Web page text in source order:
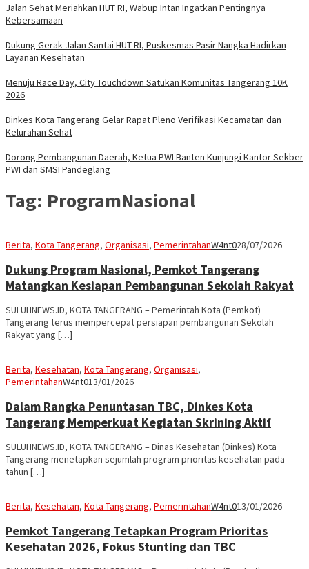
Jalan Sehat Meriahkan HUT RI, Wabup Intan Ingatkan Pentingnya
Kebersamaan
Dukung Gerak Jalan Santai HUT RI, Puskesmas Pasir Nangka Hadirkan
Layanan Kesehatan
Menuju Race Day, City Touchdown Satukan Komunitas Tangerang 10K
2026
Dinkes Kota Tangerang Gelar Rapat Pleno Verifikasi Kecamatan dan
Kelurahan Sehat
Dorong Pembangunan Daerah, Ketua PWI Banten Kunjungi Kantor Sekber
PWI dan SMSI Pandeglang
Tag: ProgramNasional
Berita, Kota Tangerang, Organisasi, PemerintahanW4nt028/07/2026
Dukung Program Nasional, Pemkot Tangerang
Matangkan Kesiapan Pembangunan Sekolah Rakyat
SULUHNEWS.ID, KOTA TANGERANG – Pemerintah Kota (Pemkot)
Tangerang terus mempercepat persiapan pembangunan Sekolah
Rakyat yang […]
Berita, Kesehatan, Kota Tangerang, Organisasi,
PemerintahanW4nt013/01/2026
Dalam Rangka Penuntasan TBC, Dinkes Kota
Tangerang Memperkuat Kegiatan Skrining Aktif
SULUHNEWS.ID, KOTA TANGERANG – Dinas Kesehatan (Dinkes) Kota
Tangerang menetapkan sejumlah program prioritas kesehatan pada
tahun […]
Berita, Kesehatan, Kota Tangerang, PemerintahanW4nt013/01/2026
Pemkot Tangerang Tetapkan Program Prioritas
Kesehatan 2026, Fokus Stunting dan TBC